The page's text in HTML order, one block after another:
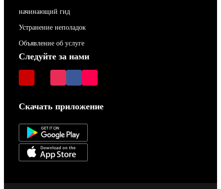
начинающий гид
Устранение неполадок
Объявление об услуге
Следуйте за нами
Скачать приложение